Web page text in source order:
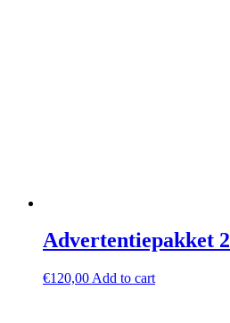
Advertentiepakket 2
€120,00 Add to cart